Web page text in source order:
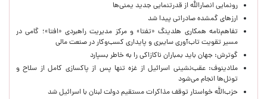
رونمایی انصارالله از قدرتنمایی جدید یمنی‌ها
ارزهای گمشده صادراتی پیدا شد
تفاهم‌نامه همکاری هلدینگ «تفتا» و مرکز مدیریت راهبردی «افتا»؛ گامی در
مسیر تقویت تاب‌آوری سایبری و پایداری کسب‌وکار در صنعت مالی
گوترش: جهان باید بمباران ناکازاکی را به‌ خاطر بسپارد
ملادینوف: عقب‌نشینی اسرائیل از غزه تنها پس از پاکسازی کامل از سلاح و
تونل‌ها انجام می‌شود
حزب‌الله خواستار توقف مذاکرات مستقیم دولت لبنان با اسرائیل شد